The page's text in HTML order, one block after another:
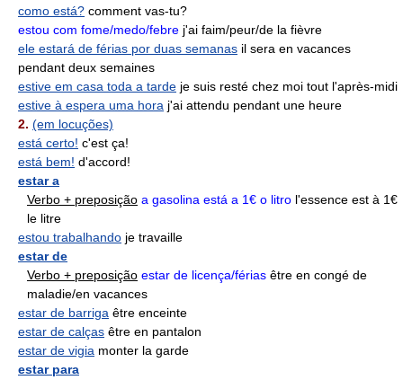
como está? comment vas-tu?
estou com fome/medo/febre j'ai faim/peur/de la fièvre
ele estará de férias por duas semanas il sera en vacances
pendant deux semaines
estive em casa toda a tarde je suis resté chez moi tout l'après-midi
estive à espera uma hora j'ai attendu pendant une heure
2. (em locuções)
está certo! c'est ça!
está bem! d'accord!
estar a
Verbo + preposição a gasolina está a 1€ o litro l'essence est à 1€
le litre
estou trabalhando je travaille
estar de
Verbo + preposição estar de licença/férias être en congé de
maladie/en vacances
estar de barriga être enceinte
estar de calças être en pantalon
estar de vigia monter la garde
estar para